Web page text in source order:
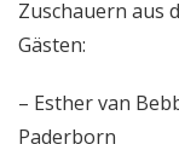
Zuschauern aus
Gästen:
– Esther van
Paderborn